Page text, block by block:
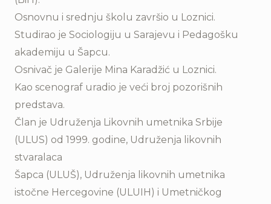
Osnovnu i srednju školu završio u Loznici.
Studirao je Sociologiju u Sarajevu i Pedagošku
akademiju u Šapcu.
Osnivač je Galerije Mina Karadžić u Loznici.
Kao scenograf uradio je veći broj pozorišnih
predstava.
Član je Udruženja Likovnih umetnika Srbije
(ULUS) od 1999. godine, Udruženja likovnih
stvaralaca
Šapca (ULUŠ), Udruženja likovnih umetnika
istočne Hercegovine (ULUIH) i Umetničkog